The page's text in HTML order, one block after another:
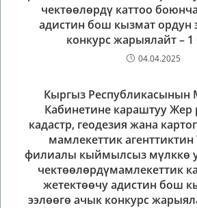
чектөөлөрдү каттоо
адистин бош кызмат ордун
конкурс жарыялайт –
04.04.2025
Кыргыз Республикасынын
Кабинетине караштуу Жер
кадастр, геодезия жана
мамлекеттик
филиалы кыймылсыз мүлккө
чектөөлөрдүмамлекеттик
жетектөөчу адистин бош
ээлөөгө ачык конкурс